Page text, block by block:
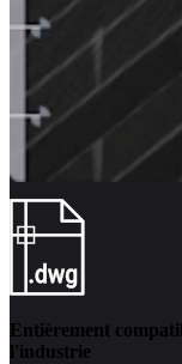
Entièrement
l'industrie